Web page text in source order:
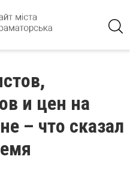
и цен на
– что сказал